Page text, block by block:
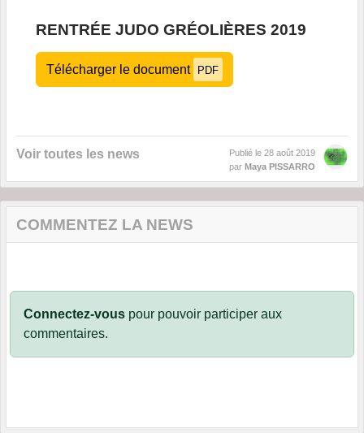
RENTRÉE JUDO GRÉOLIÈRES 2019
Télécharger le document PDF
Voir toutes les news Publié le 28 août 2019
par Maya PISSARRO
COMMENTEZ LA NEWS
Connectez-vous pour pouvoir participer aux
commentaires.